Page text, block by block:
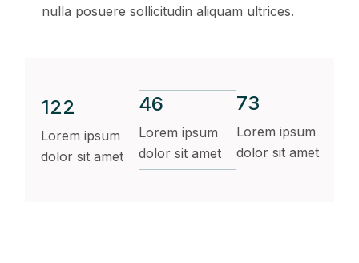
nulla posuere sollicitudin aliquam ultrices.
122
Lorem ipsum
dolor sit amet
46
Lorem ipsum
dolor sit amet
73
Lorem ipsum
dolor sit amet